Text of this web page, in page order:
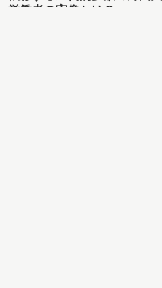
労働者の実像とは？